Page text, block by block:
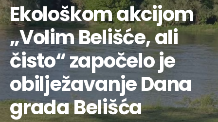
Ekološkom akcijom
„Volim Belišće, ali
čisto“ započelo je
obilježavanje Dana
grada Belišća